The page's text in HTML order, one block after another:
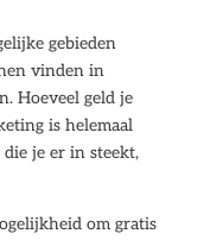
gebieden
vinden in
Hoeveel geld je
is helemaal
je er in steekt,
om gratis